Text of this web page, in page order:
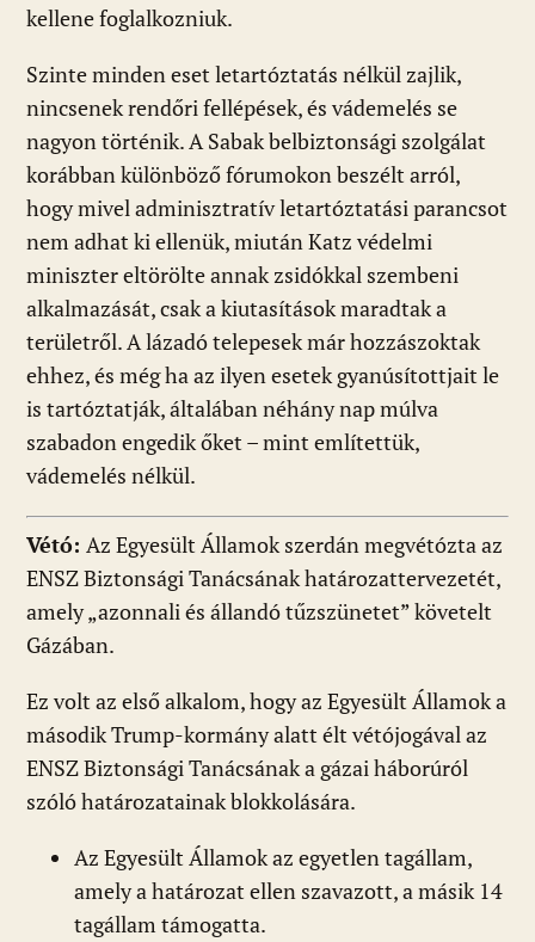
kellene foglalkozniuk.
Szinte minden eset letartóztatás nélkül zajlik,
nincsenek rendőri fellépések, és vádemelés se
nagyon történik. A Sabak belbiztonsági szolgálat
korábban különböző fórumokon beszélt arról,
hogy mivel adminisztratív letartóztatási parancsot
nem adhat ki ellenük, miután Katz védelmi
miniszter eltörölte annak zsidókkal szembeni
alkalmazását, csak a kiutasítások maradtak a
területről. A lázadó telepesek már hozzászoktak
ehhez, és még ha az ilyen esetek gyanúsítottjait le
is tartóztatják, általában néhány nap múlva
szabadon engedik őket – mint említettük,
vádemelés nélkül.
Vétó: Az Egyesült Államok szerdán megvétózta az
ENSZ Biztonsági Tanácsának határozattervezetét,
amely „azonnali és állandó tűzszünetet” követelt
Gázában.
Ez volt az első alkalom, hogy az Egyesült Államok a
második Trump-kormány alatt élt vétójogával az
ENSZ Biztonsági Tanácsának a gázai háborúról
szóló határozatainak blokkolására.
Az Egyesült Államok az egyetlen tagállam,
amely a határozat ellen szavazott, a másik 14
tagállam támogatta.